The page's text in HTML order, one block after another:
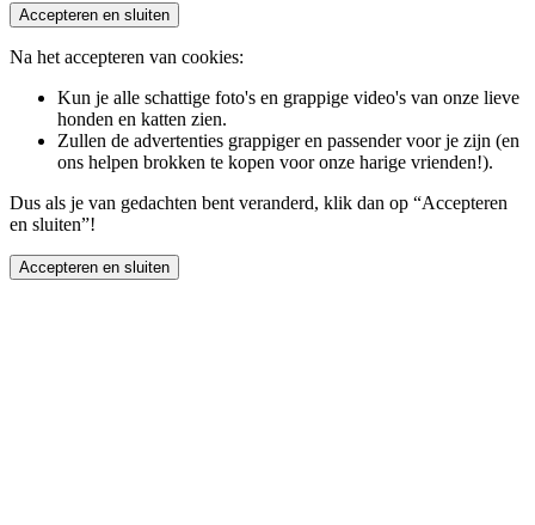
Accepteren en sluiten
Na het accepteren van cookies:
Kun je alle schattige foto's en grappige video's van onze lieve
honden en katten zien.
Zullen de advertenties grappiger en passender voor je zijn (en
ons helpen brokken te kopen voor onze harige vrienden!).
Dus als je van gedachten bent veranderd, klik dan op “Accepteren
en sluiten”!
Accepteren en sluiten